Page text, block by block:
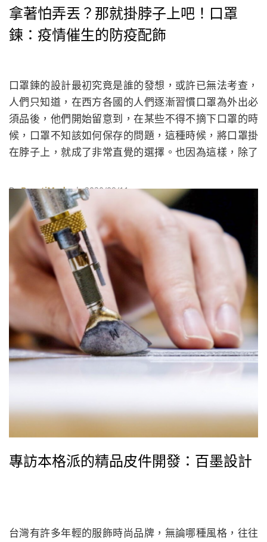
拿著怕弄丟？那就掛脖子上吧！口罩
鍊：疫情催生的防疫配飾
口罩鍊的設計最初究竟是誰的發想，或許已無法考查，
人們只知道，在西方各國的人們逐漸習慣口罩為外出必
須品後，他們開始留意到，在某些不得不摘下口罩的時
候，口罩不知該如何保存的問題，這種時候，將口罩掛
在脖子上，就成了非常直覺的選擇。也因為這樣，除了
實許多品牌與設計師，都在疫情爆發後數個月內，不約
而同推出了口罩鍊。以下BeautiMode為大家精選設計特
殊的口罩鍊，提供追求風格的讀者參考～
ByBeautiMode| 2020/09/11
專訪本格派的精品皮件開發：百墨設計
台灣有許多年輕的服飾時尚品牌，無論哪種風格，往往